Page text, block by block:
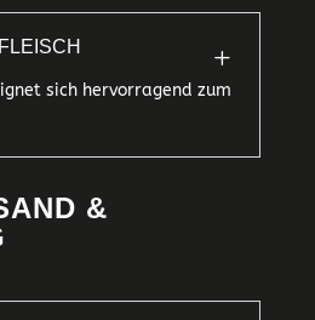
L
sich hervorragend zum
&